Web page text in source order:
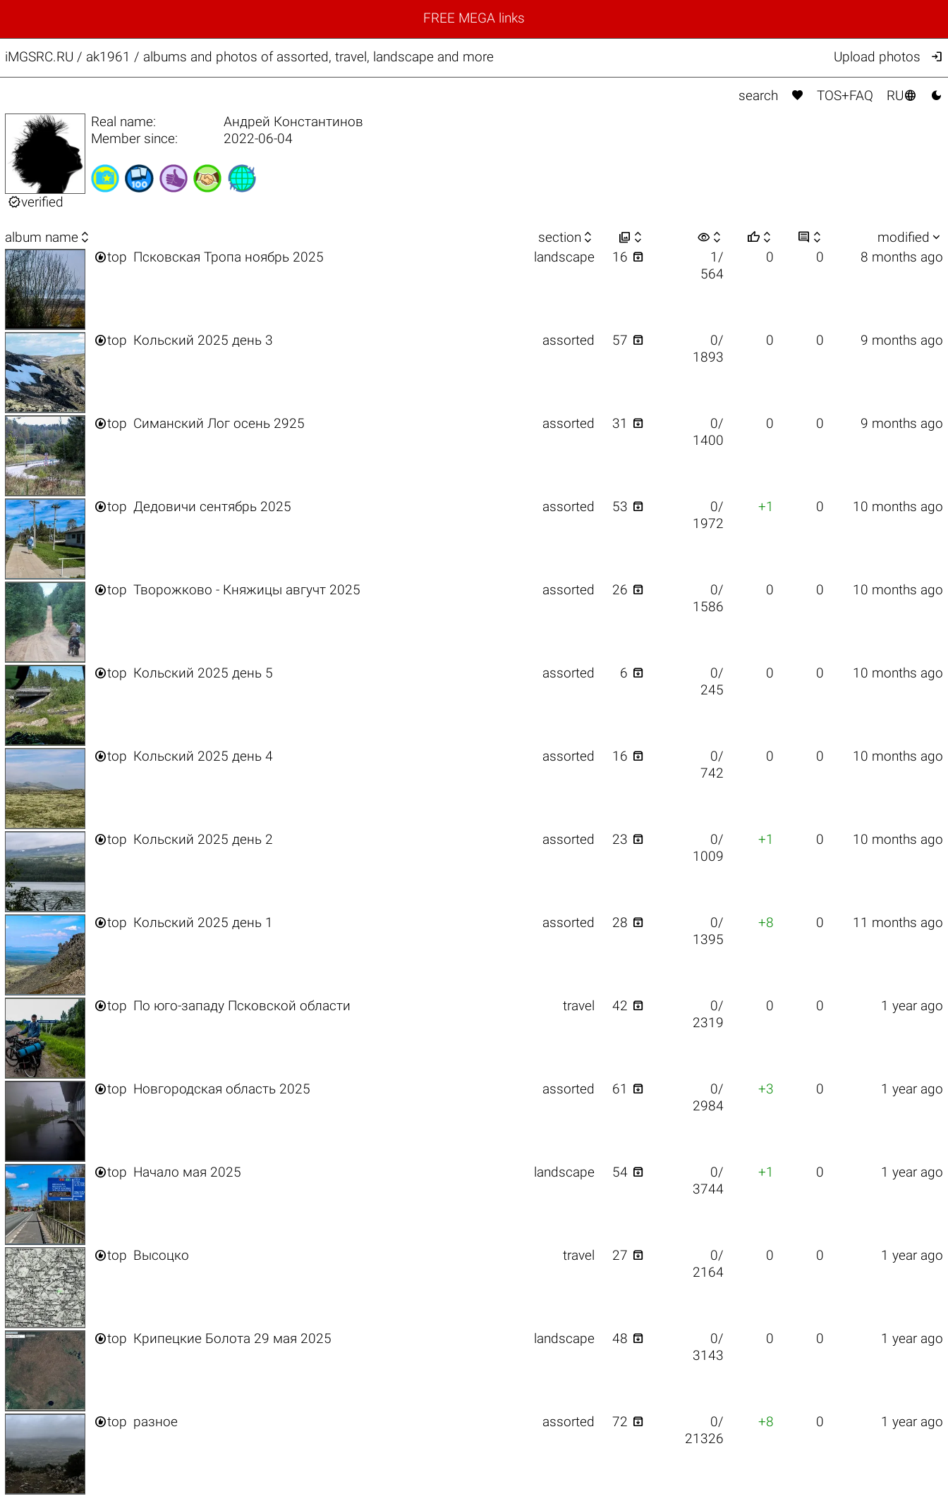
FREE MEGA links
iMGSRC.RU / ak1961 / albums and photos of assorted, travel, landscape and more Upload photos 
search  TOS+FAQ RU 
verified
Real name:
Андрей Константинов
Member since:
2022-06-04
album name  section    visibility      modified 
top Псковская Тропа ноябрь 2025 landscape 16 
1/
564
0 0 8 months ago
top Кольский 2025 день 3 assorted 57 
0/
1893
0 0 9 months ago
top Симанский Лог осень 2925 assorted 31 
0/
1400
0 0 9 months ago
top Дедовичи сентябрь 2025 assorted 53 
0/
1972
+1 0 10 months ago
top Творожково - Княжицы авгучт 2025 assorted 26 
0/
1586
0 0 10 months ago
top Кольский 2025 день 5 assorted 6 
0/
245
0 0 10 months ago
top Кольский 2025 день 4 assorted 16 
0/
742
0 0 10 months ago
top Кольский 2025 день 2 assorted 23 
0/
1009
+1 0 10 months ago
top Кольский 2025 день 1 assorted 28 
0/
1395
+8 0 11 months ago
top По юго-западу Псковской области travel 42 
0/
2319
0 0 1 year ago
top Новгородская область 2025 assorted 61 
0/
2984
+3 0 1 year ago
top Начало мая 2025 landscape 54 
0/
3744
+1 0 1 year ago
top Высоцко travel 27 
0/
2164
0 0 1 year ago
top Крипецкие Болота 29 мая 2025 landscape 48 
0/
3143
0 0 1 year ago
top разное assorted 72 
0/
21326
+8 0 1 year ago